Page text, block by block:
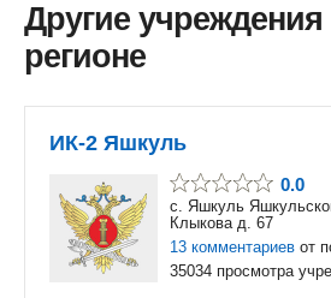
Другие
регионе
ИК-2 Яшкуль
0.0
с. Яшкуль
Клыкова д. 67
13 комментариев от
35034 просмотра